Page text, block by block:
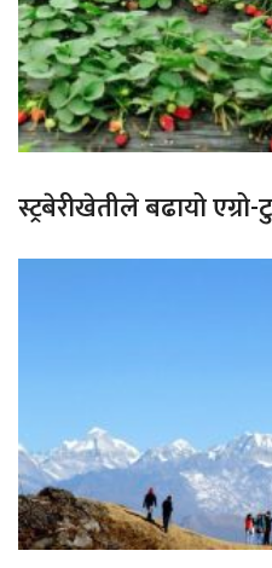
स्ट्रबेरीखेतीले बढायो